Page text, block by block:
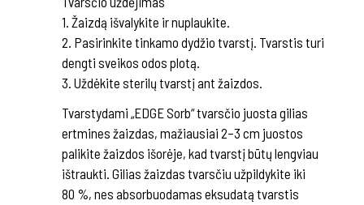
1. Žaizdą išvalykite ir nuplaukite.
2. Pasirinkite tinkamo dydžio tvarstį. Tvarstis turi
dengti sveikos odos plotą.
3. Uždėkite sterilų tvarstį ant žaizdos.
Tvarstydami „EDGE Sorb“ tvarsčio juosta gilias
ertmines žaizdas, mažiausiai 2–3 cm juostos
palikite žaizdos išorėje, kad tvarstį būtų lengviau
ištraukti. Gilias žaizdas tvarsčiu užpildykite iki
80 %, nes absorbuodamas eksudatą tvarstis